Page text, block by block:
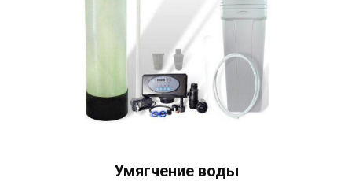
Умягчение воды